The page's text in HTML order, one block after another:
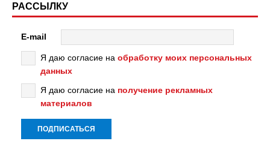
РАССЫЛКУ
E-mail
Я даю согласие на обработку моих персональных
данных
Я даю согласие на получение рекламных
материалов